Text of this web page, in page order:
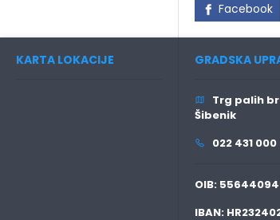
Facebook
KARTA LOKACIJE GRADSKA
Trg palih
Šibenik
022 431
OIB:
IBAN: